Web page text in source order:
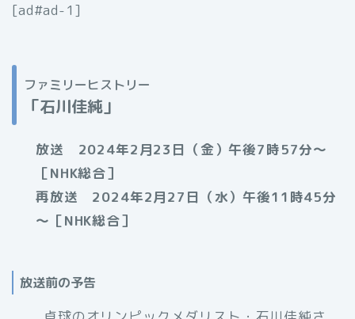
[ad#ad-1]
ファミリーヒストリー
「石川佳純 」
放送 2024年2月23日（金）午後7時57分～
［NHK総合］
再放送 2024年2月27日（水）午後11時45分
～［NHK総合］
放送前の予告